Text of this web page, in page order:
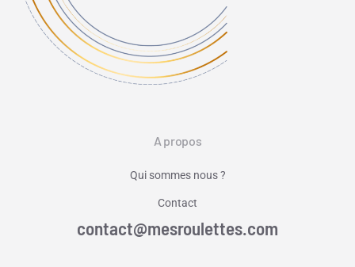
A propos
Qui sommes nous ?
Contact
contact@mesroulettes.com